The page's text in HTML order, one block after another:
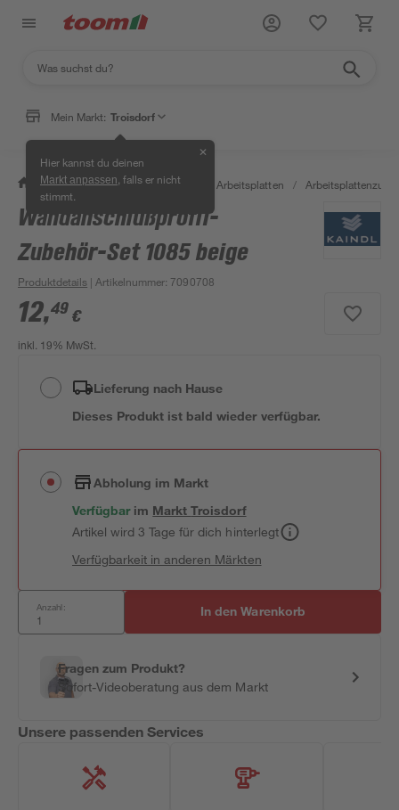
Mein Markt: Troisdorf
Hier kannst du deinen
Markt anpassen , falls er nicht
stimmt.
✕
/ Bauen & Renovieren / Holz Arbeitsplatten /
Wandanschlußprofil-
Zubehör-Set 1085 beige
Produktdetails | Artikelnummer: 7090708
12,49 €
inkl. 19% MwSt.
Lieferung nach Hause
Dieses Produkt ist bald wieder verfügbar.
Abholung im Markt
Verfügbar im MarktTroisdorf
Artikel wird 3 Tage für dich hinterlegt
Verfügbarkeit in anderen Märkten
Anzahl: In den Warenkorb
Fragen zum Produkt?
Sofort-Videoberatung aus dem Markt
Unsere passenden Services